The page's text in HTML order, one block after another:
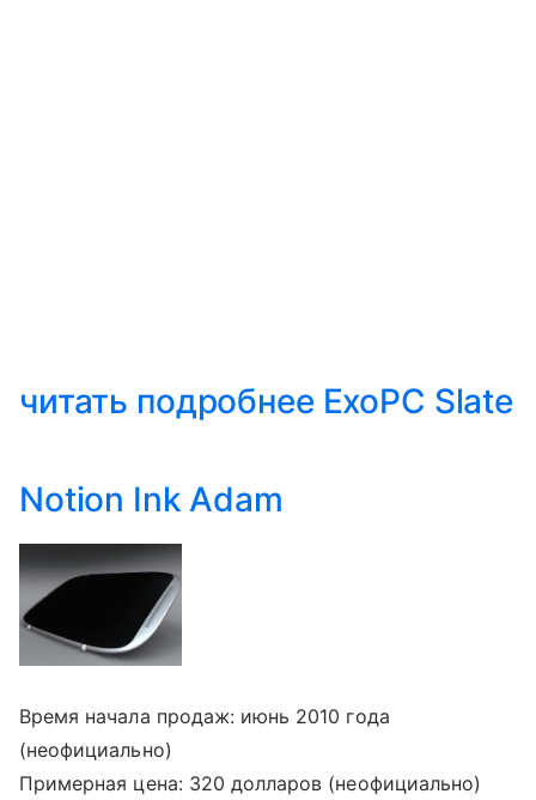
читать подробнее ExoPC Slate
Notion Ink Adam
Время начала продаж: июнь 2010 года
(неофициально)
Примерная цена: 320 долларов (неофициально)